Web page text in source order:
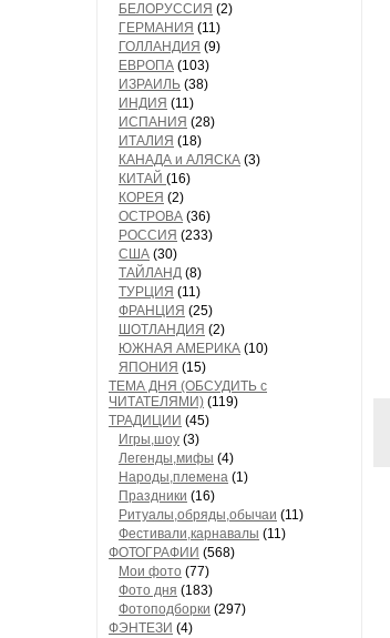
БЕЛОРУССИЯ (2)
ГЕРМАНИЯ (11)
ГОЛЛАНДИЯ (9)
ЕВРОПА (103)
ИЗРАИЛЬ (38)
ИНДИЯ (11)
ИСПАНИЯ (28)
ИТАЛИЯ (18)
КАНАДА и АЛЯСКА (3)
КИТАЙ (16)
КОРЕЯ (2)
ОСТРОВА (36)
РОССИЯ (233)
США (30)
ТАЙЛАНД (8)
ТУРЦИЯ (11)
ФРАНЦИЯ (25)
ШОТЛАНДИЯ (2)
ЮЖНАЯ АМЕРИКА (10)
ЯПОНИЯ (15)
ТЕМА ДНЯ (ОБСУДИТЬ с
ЧИТАТЕЛЯМИ) (119)
ТРАДИЦИИ (45)
Игры,шоу (3)
Легенды,мифы (4)
Народы,племена (1)
Праздники (16)
Ритуалы,обряды,обычаи (11)
Фестивали,карнавалы (11)
ФОТОГРАФИИ (568)
Мои фото (77)
Фото дня (183)
Фотоподборки (297)
ФЭНТЕЗИ (4)